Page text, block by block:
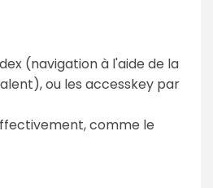
(navigation à l'aide de la
ou les accesskey par
comme le